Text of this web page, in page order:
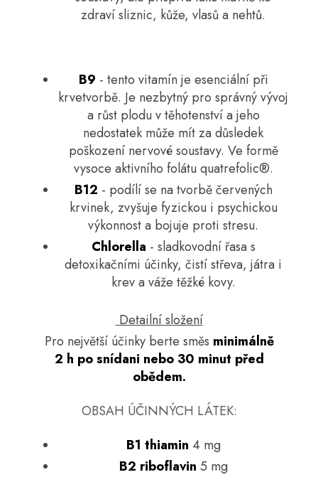
zdraví sliznic, kůže, vlasů a nehtů.
B9 - tento vitamín je esenciální při
krvetvorbě. Je nezbytný pro správný vývoj
a růst plodu v těhotenství a jeho
nedostatek může mít za důsledek
poškození nervové soustavy. Ve formě
vysoce aktivního folátu quatrefolic®.
B12 - podílí se na tvorbě červených
krvinek, zvyšuje fyzickou i psychickou
výkonnost a bojuje proti stresu.
Chlorella - sladkovodní řasa s
detoxikačními účinky, čistí střeva, játra i
krev a váže těžké kovy.
Detailní složení
Pro největší účinky berte směs minimálně
2 h po snídani nebo 30 minut před
obědem.
OBSAH ÚČINNÝCH LÁTEK:
B1 thiamin 4 mg
B2 riboflavin 5 mg